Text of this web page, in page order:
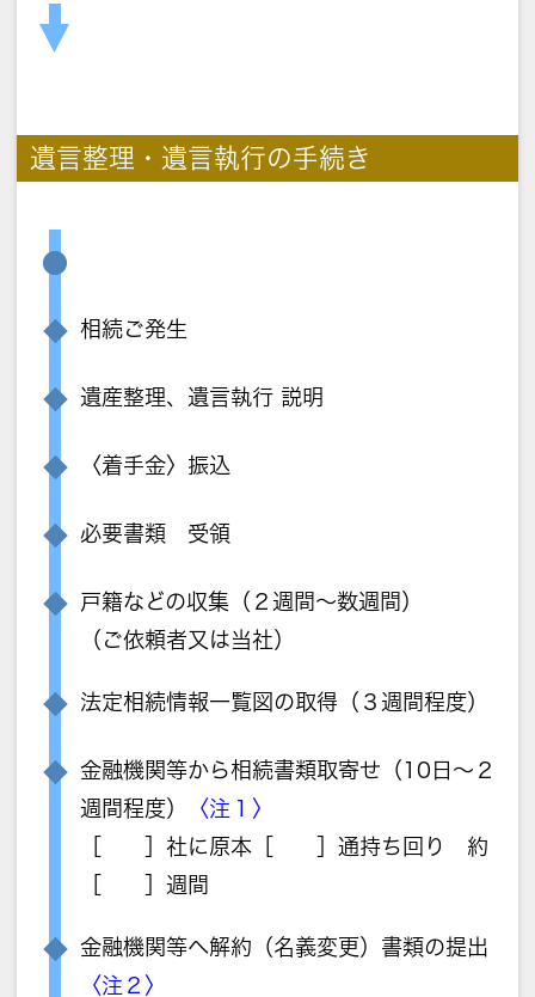
遺言整理・遺言執行の手続き
相続ご発生
遺産整理、遺言執行 説明
〈着手金〉振込
必要書類 受領
戸籍などの収集（２週間～数週間）
（ご依頼者又は当社）
法定相続情報一覧図の取得（３週間程度）
金融機関等から相続書類取寄せ（10日～２
週間程度）
〈注１〉
［ ］社に原本［ ］通持ち回り 約
［ ］週間
金融機関等へ解約（名義変更）書類の提出
〈注２〉